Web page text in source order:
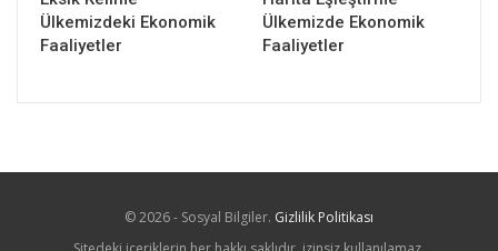
Ülkemizdeki Ekonomik
Faaliyetler
Ülkemizde Ekonomik
Faaliyetler
© 2026 - Sosyal Bilgiler. Gizlilik Politikası